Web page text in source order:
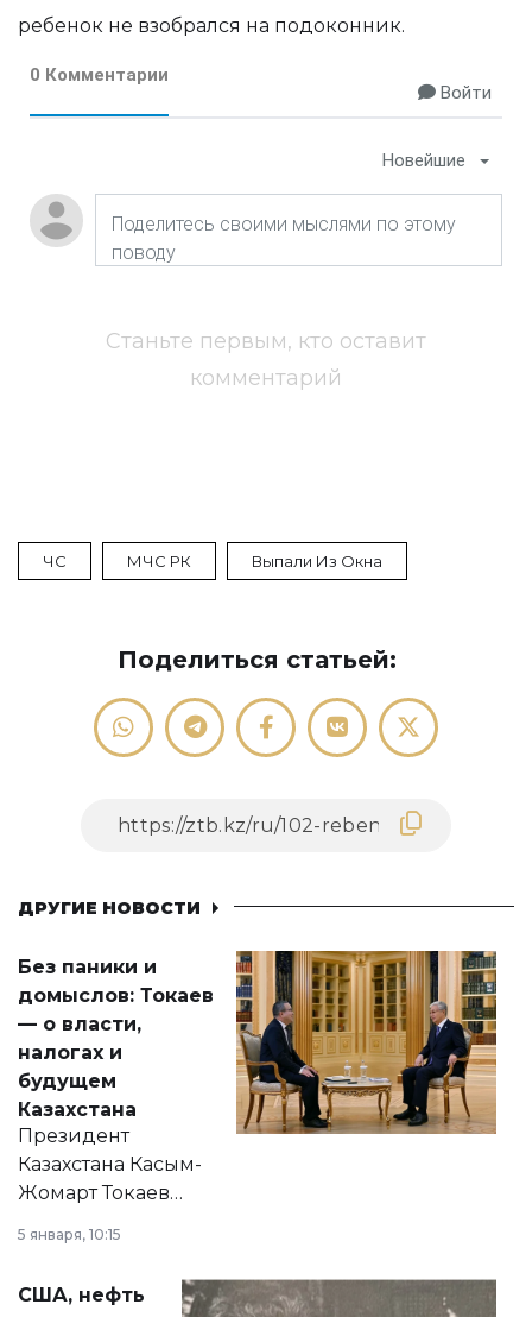
ребенок не взобрался на подоконник.
0 Комментарии
Войти
Новейшие
Станьте первым, кто оставит
комментарий
ЧС МЧС РК Выпали Из Окна
Поделиться статьей:
ДРУГИЕ НОВОСТИ
Без паники и
домыслов: Токаев
— о власти,
налогах и
будущем
Казахстана
Президент
Казахстана Касым-
Жомарт Токаев
сразу несколько
актуальных тем —
от слухов о
5 января, 10:15
США, нефть